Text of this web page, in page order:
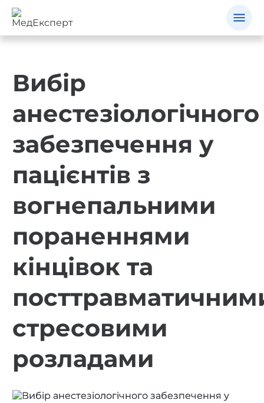
Вибір
анестезіологічного
забезпечення у
пацієнтів з
вогнепальними
пораненнями
кінцівок та
стресовими
розладами